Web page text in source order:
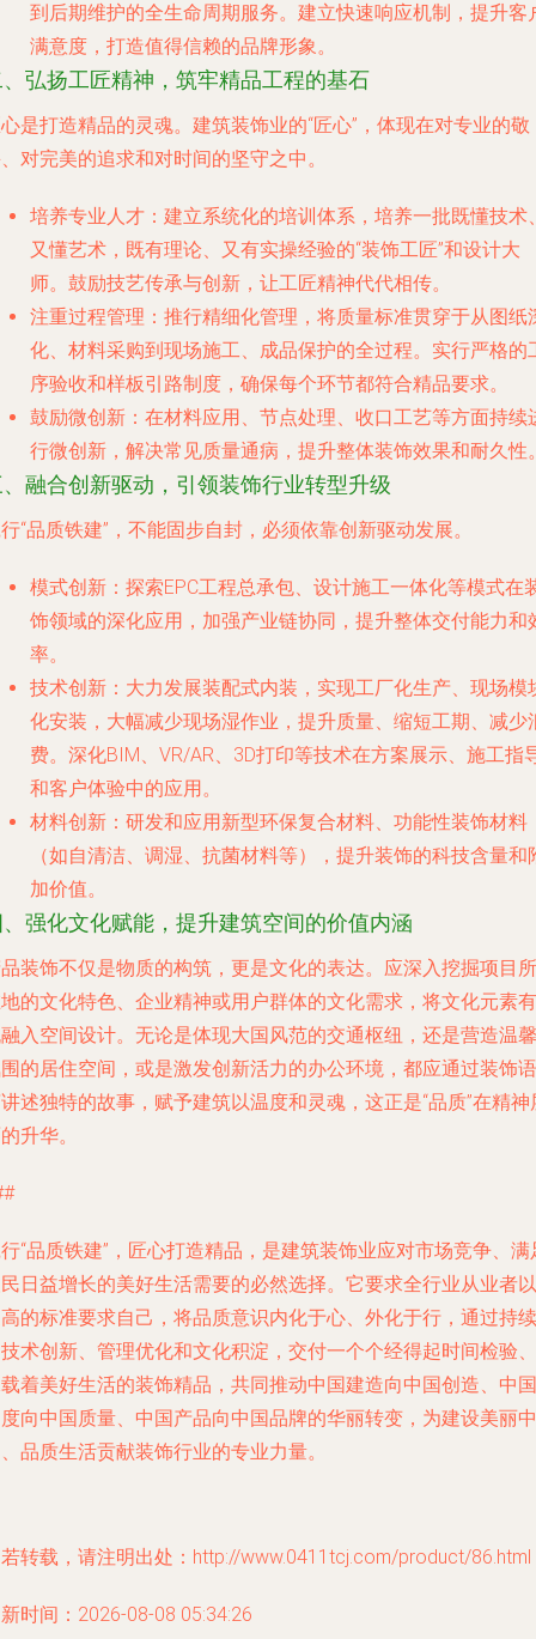
到后期维护的全生命周期服务。建立快速响应机制，提升客
满意度，打造值得信赖的品牌形象。
弘扬工匠精神，筑牢精品工程的基石
是打造精品的灵魂。建筑装饰业的“匠心”，体现在对专业的敬
对完美的追求和对时间的坚守之中。
培养专业人才 ：建立系统化的培训体系，培养一批既懂技术
又懂艺术，既有理论、又有实操经验的“装饰工匠”和设计大
师。鼓励技艺传承与创新，让工匠精神代代相传。
注重过程管理 ：推行精细化管理，将质量标准贯穿于从图纸
化、材料采购到现场施工、成品保护的全过程。实行严格的
序验收和样板引路制度，确保每个环节都符合精品要求。
鼓励微创新 ：在材料应用、节点处理、收口工艺等方面持续
行微创新，解决常见质量通病，提升整体装饰效果和耐久性
融合创新驱动，引领装饰行业转型升级
“品质铁建”，不能固步自封，必须依靠创新驱动发展。
模式创新 ：探索EPC工程总承包、设计施工一体化等模式在
饰领域的深化应用，加强产业链协同，提升整体交付能力和
率。
技术创新 ：大力发展装配式内装，实现工厂化生产、现场模
化安装，大幅减少现场湿作业，提升质量、缩短工期、减少
费。深化BIM、VR/AR、3D打印等技术在方案展示、施工指
和客户体验中的应用。
材料创新 ：研发和应用新型环保复合材料、功能性装饰材料
（如自清洁、调湿、抗菌材料等），提升装饰的科技含量和
加价值。
强化文化赋能，提升建筑空间的价值内涵
装饰不仅是物质的构筑，更是文化的表达。应深入挖掘项目所
的文化特色、企业精神或用户群体的文化需求，将文化元素有
入空间设计。无论是体现大国风范的交通枢纽，还是营造温馨
的居住空间，或是激发创新活力的办公环境，都应通过装饰语
述独特的故事，赋予建筑以温度和灵魂，这正是“品质”在精神
升华。
“品质铁建”，匠心打造精品，是建筑装饰业应对市场竞争、满
日益增长的美好生活需要的必然选择。它要求全行业从业者以
的标准要求自己，将品质意识内化于心、外化于行，通过持续
术创新、管理优化和文化积淀，交付一个个经得起时间检验、
着美好生活的装饰精品，共同推动中国建造向中国创造、中国
向中国质量、中国产品向中国品牌的华丽转变，为建设美丽中
品质生活贡献装饰行业的专业力量。
转载，请注明出处：http://www.0411tcj.com/product/86.html
时间：2026-08-08 05:34:26